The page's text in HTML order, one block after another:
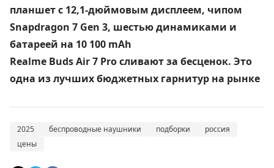
планшет с 12,1-дюймовым дисплеем, чипом
Snapdragon 7 Gen 3, шестью динамиками и
батареей на 10 100 mAh
Realme Buds Air 7 Pro сливают за бесценок. Это
одна из лучших бюджетных гарнитур на рынке
2025 беспроводные наушники подборки
россия
цены